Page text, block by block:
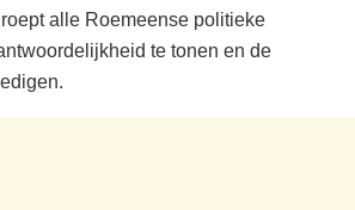
alle Roemeense politieke
te tonen en de